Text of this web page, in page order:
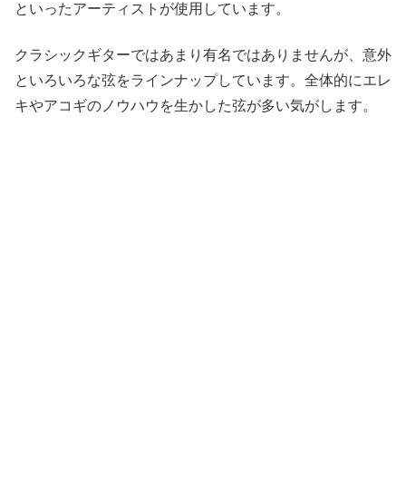
といったアーティストが使用しています。
クラシックギターではあまり有名ではありませんが、意外
といろいろな弦をラインナップしています。全体的にエレ
キやアコギのノウハウを生かした弦が多い気がします。